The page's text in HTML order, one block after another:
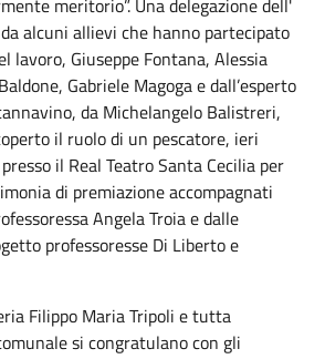
alcuni allievi che hanno partecipato
lavoro, Giuseppe Fontana, Alessia
Gabriele Magoga e dall’esperto
da Michelangelo Balistreri,
il ruolo di un pescatore, ieri
il Real Teatro Santa Cecilia per
di premiazione accompagnati
Angela Troia e dalle
professoresse Di Liberto e
Filippo Maria Tripoli e tutta
si congratulano con gli